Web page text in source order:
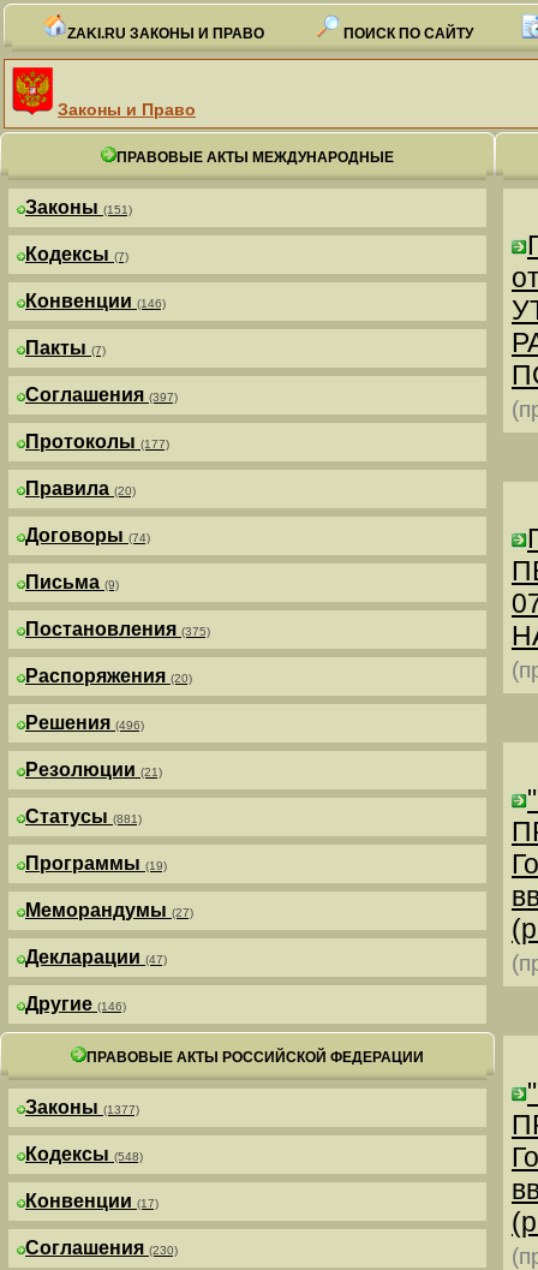
ZAKI.RU ЗАКОНЫ И ПРАВО ПОИСК ПО САЙТУ
Законы и Право
ПРАВОВЫЕ АКТЫ МЕЖДУНАРОДНЫЕ
Законы (151)
Кодексы (7)
Конвенции (146)
Пакты (7)
Соглашения (397)
Протоколы (177)
Правила (20)
Договоры (74)
Письма (9)
Постановления (375)
Распоряжения (20)
Решения (496)
Резолюции (21)
Статусы (881)
Программы (19)
Меморандумы (27)
Декларации (47)
Другие (146)
ПРАВОВЫЕ АКТЫ РОССИЙСКОЙ ФЕДЕРАЦИИ
Законы (1377)
Кодексы (548)
Конвенции (17)
Соглашения (230)